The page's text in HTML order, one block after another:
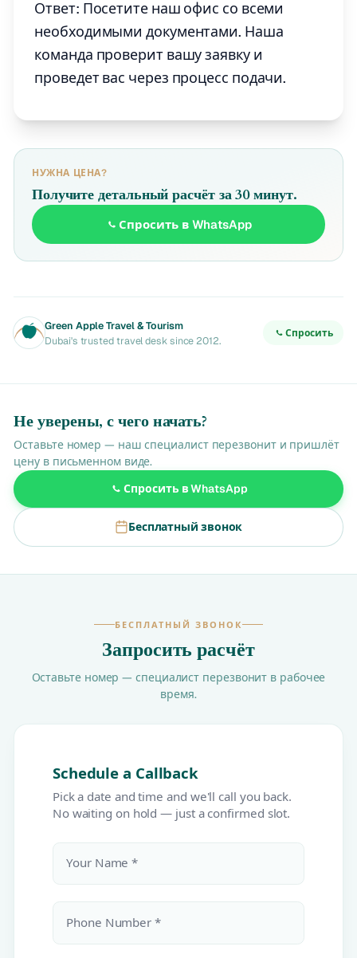
Ответ: Посетите наш офис со всеми
необходимыми документами. Наша
команда проверит вашу заявку и
проведет вас через процесс подачи.
НУЖНА ЦЕНА?
Получите детальный расчёт за 30 минут.
Спросить в WhatsApp
Green Apple Travel & Tourism
Dubai's trusted travel desk since 2012.
Спросить
Не уверены, с чего начать?
Оставьте номер — наш специалист перезвонит и пришлёт
цену в письменном виде.
Спросить в WhatsApp
Бесплатный звонок
БЕСПЛАТНЫЙ ЗВОНОК
Запросить расчёт
Оставьте номер — специалист перезвонит в рабочее
время.
Schedule a Callback
Pick a date and time and we'll call you back.
No waiting on hold — just a confirmed slot.
Your Name *
Phone Number *